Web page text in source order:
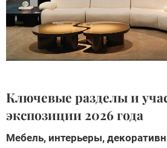
Ключевые разделы и
экспозиции 2026 года
Мебель, интерьеры,